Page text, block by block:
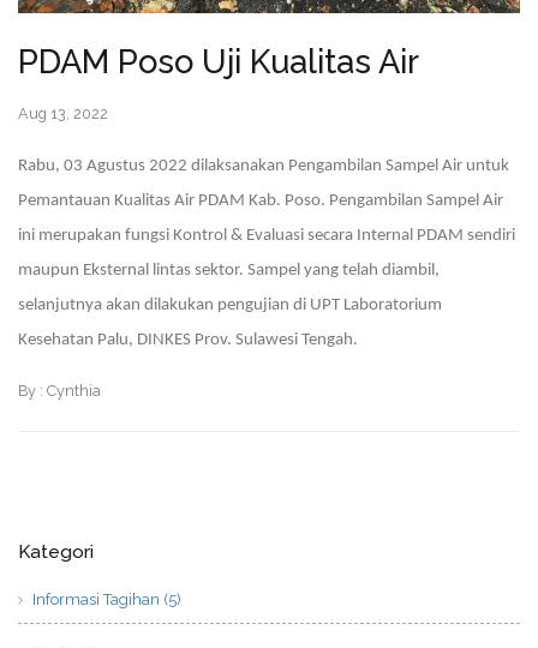
PDAM Poso Uji Kualitas Air
Aug 13, 2022
Rabu, 03 Agustus 2022 dilaksanakan Pengambilan Sampel Air untuk
Pemantauan Kualitas Air PDAM Kab. Poso. Pengambilan Sampel Air
ini merupakan fungsi Kontrol & Evaluasi secara Internal PDAM sendiri
maupun Eksternal lintas sektor. Sampel yang telah diambil,
selanjutnya akan dilakukan pengujian di UPT Laboratorium
Kesehatan Palu, DINKES Prov. Sulawesi Tengah.
By : Cynthia
Kategori
Informasi Tagihan (5)